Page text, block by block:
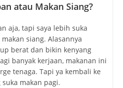
atau Makan Siang?
aja, tapi saya lebih suka
siang. Alasannya
berat dan bikin kenyang
banyak kerjaan, makanan ini
tenaga. Tapi ya kembali ke
makan pagi.